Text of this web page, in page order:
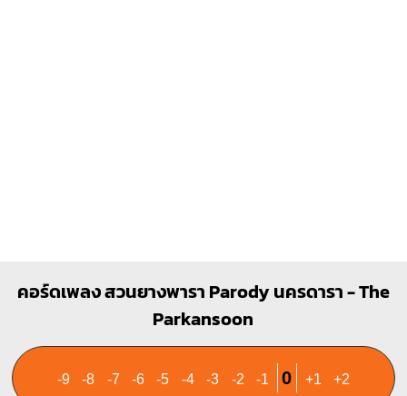
คอร์ดเพลง สวนยางพารา Parody นครดารา - The
Parkansoon
-9 -8 -7 -6 -5 -4 -3 -2 -1 0 +1 +2